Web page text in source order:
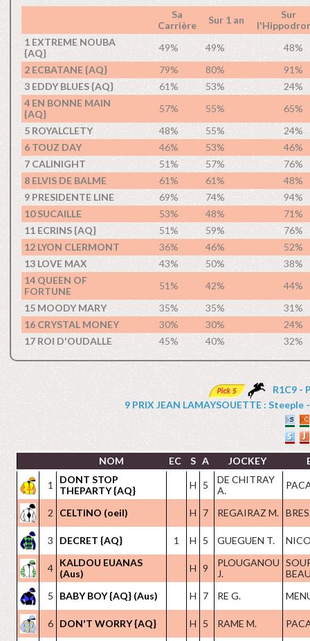
Sa
Carrière
Sur 1 an
Sur
1 EXTREME NOUBA
{AQ}
49% 49%
48%
2 ECBATANE {AQ}
79% 80%
91%
3 EDDY BLUES {AQ}
61% 53%
24%
4 EN BONNE MAIN
{AQ}
57% 55%
65%
5 ROYALCLETY
48% 55%
24%
6 TOUZ DAY
46% 53%
46%
7 CALINIGHT
51% 57%
76%
8 ELVIS DE BALME
61% 61%
48%
9 PRESIDENTE LINE
69% 74%
94%
10 SUCAILLE
53% 48%
71%
11 ECRINS {AQ}
51% 59%
76%
12 LYON CLERMONT
36% 46%
52%
13 LOVE MAX
43% 50%
38%
14 QUEEN OF
FORTUNE
51% 42%
44%
15 MOODY MARY
35% 35%
31%
16 CRYSTAL MONEY
30% 30%
24%
17 ROI D'OUDALLE
45% 40% 32%
R1C9 -
9 PRIX JEAN LAMAYSOUETTE :
NOM EC S A JOCKEY
1
DONT STOP
THEPARTY {AQ}
H 5
DE CHITRAY
A.
2 CELTINO (oeil) H 7 REGAIRAZ M.
3 DECRET {AQ} 1 H 5 GUEGUEN T.
4 KALDOU EUANAS
(Aus)
H 9
PLOUGANOU
J.
5
BABY BOY {AQ} (Aus) H 7 RE G.
6 DON'T WORRY {AQ} H 5 RAME M.